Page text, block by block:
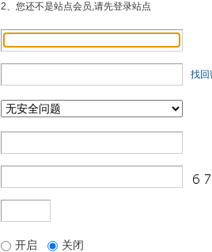
2、您还不是站点会员,请先登录站点
找回
开启 关闭